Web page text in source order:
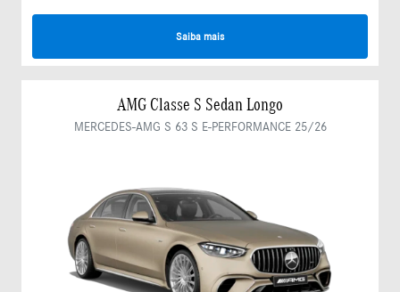
Saiba mais
AMG Classe S Sedan Longo
MERCEDES-AMG S 63 S E-PERFORMANCE 25/26